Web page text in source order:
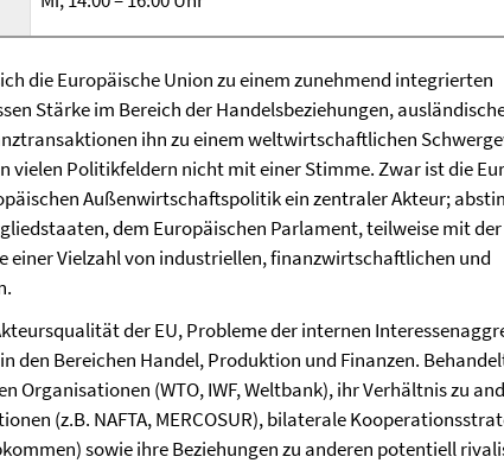
die Europäische Union zu einem zunehmend integrierten
Stärke im Bereich der Handelsbeziehungen,
ihn zu einem weltwirtschaftlichen
vielen Politikfeldern nicht mit einer Stimme. Zwar ist die
Außenwirtschaftspolitik ein zentraler Akteur;
dem Europäischen Parlament, teilweise mit der
einer Vielzahl von industriellen, finanzwirtschaftlichen und
der EU, Probleme der internen
den Bereichen Handel, Produktion und Finanzen.
Organisationen (WTO, IWF, Weltbank), ihr Verhältnis zu
(z.B. NAFTA, MERCOSUR), bilaterale
sowie ihre Beziehungen zu anderen potentiell